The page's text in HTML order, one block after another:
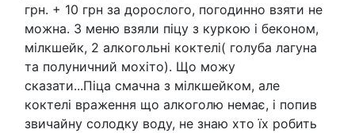
грн. + 10 грн за дорослого, погодинно взяти не
можна. З меню взяли піцу з куркою і беконом,
мілкшейк, 2 алкогольні коктелі( голуба лагуна
та полуничний мохіто). Що можу
сказати...Піца смачна з мілкшейком, але
коктелі враження що алкоголю немає, і попив
звичайну солодку воду, не знаю хто їх робить